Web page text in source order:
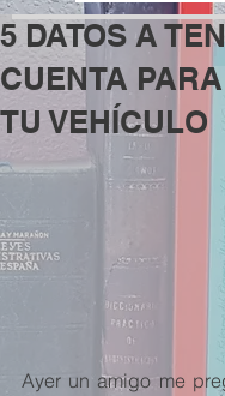
5 DATOS A
CUENTA
TU VEHÍCULO
Ayer un amigo me